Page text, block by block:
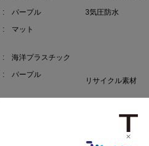
: パープル
: マット
: 海洋プラスチック
: パープル
3気圧防水
リサイクル素材